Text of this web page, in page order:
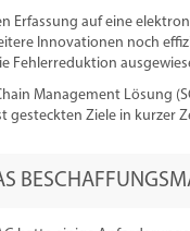
Erfassung auf eine
Innovationen noch
Fehlerreduktion
Management Lösung
gesteckten Ziele in kurzer